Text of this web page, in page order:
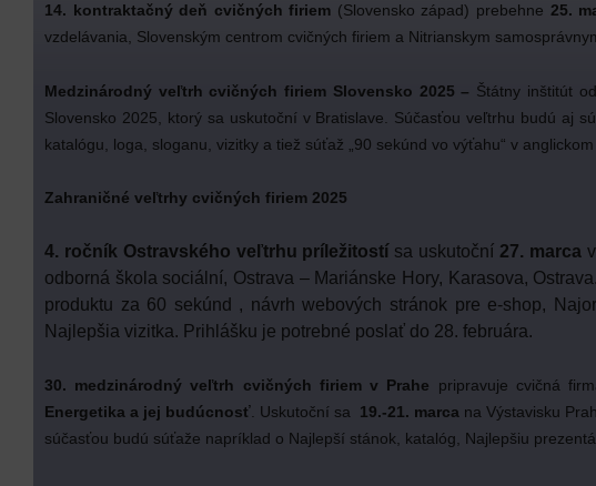
14. kontraktačný deň cvičných firiem (Slovensko západ) prebehne 25.
vzdelávania, Slovenským centrom cvičných firiem a Nitrianskym
Medzinárodný veľtrh cvičných firiem Slovensko 2025 – Štátny inštitút
Slovensko 2025, ktorý sa uskutoční v Bratislave. Súčasťou veľtrhu budú aj
katalógu, loga, sloganu, vizitky a tiež súťaž „90 sekúnd vo výťahu“ v anglickom
Zahraničné veľtrhy cvičných firiem 2025
4. ročník Ostravského veľtrhu príležitostí sa uskutoční 27. marca
odborná škola sociální, Ostrava – Mariánske Hory, Karasova,
produktu za 60 sekúnd , návrh webových stránok pre e-shop,
Najlepšia vizitka. Prihlášku je potrebné poslať do 28. februára.
30. medzinárodný veľtrh cvičných firiem v Prahe pripravuje cvičná
Energetika a jej budúcnosť. Uskutoční sa 19.-21. marca na Výstavisku
súčasťou budú súťaže napríklad o Najlepší stánok, katalóg, Najlepšiu